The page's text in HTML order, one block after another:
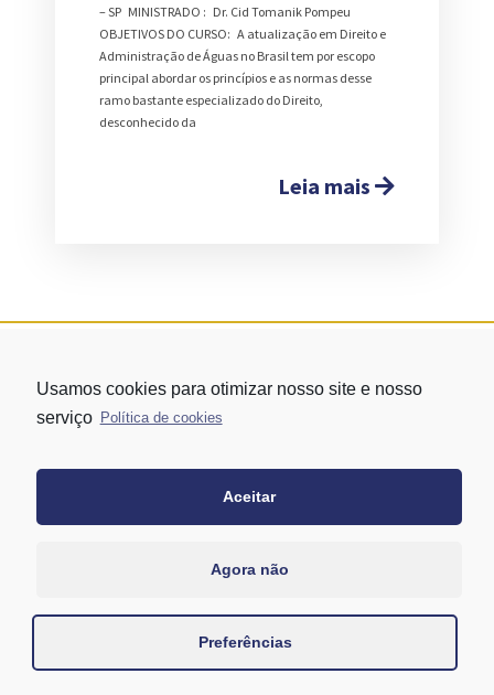
– SP MINISTRADO : Dr. Cid Tomanik Pompeu
OBJETIVOS DO CURSO: A atualização em Direito e
Administração de Águas no Brasil tem por escopo
principal abordar os princípios e as normas desse
ramo bastante especializado do Direito,
desconhecido da
Leia mais
andar – conj. 1305 – Vila Mariana - São Paulo/SP
Usamos cookies para otimizar nosso site e nosso
serviço Política de cookies
Aceitar
Agora não
Preferências